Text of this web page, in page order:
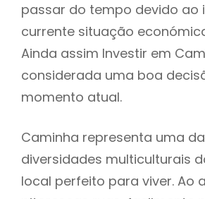
passar do tempo devido ao
currente situação
Ainda assim Investir em
considerada uma boa
momento atual.
Caminha representa uma
diversidades multiculturais
local perfeito para viver. Ao